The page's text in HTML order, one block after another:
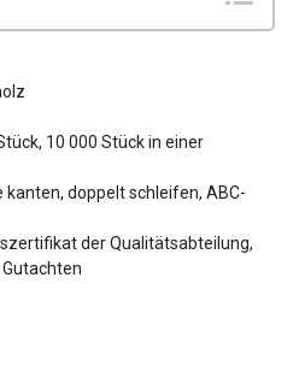
10 000 Stück in einer
kanten, doppelt schleifen, ABC-
der Qualitätsabteilung,